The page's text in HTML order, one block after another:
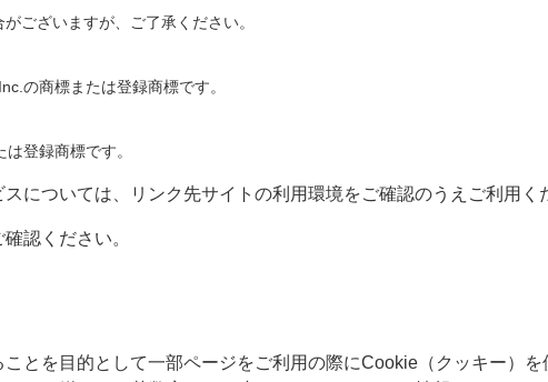
ございますが、ご了承ください。
の商標または登録商標です。
登録商標です。
については、リンク先サイトの利用環境をご確認のうえご利用く
認ください。
とを目的として一部ページをご利用の際にCookie（クッキー）